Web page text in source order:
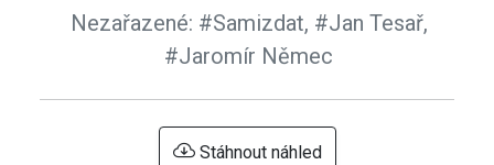
Nezařazené: #Samizdat, #Jan Tesař,
#Jaromír Němec
Stáhnout náhled